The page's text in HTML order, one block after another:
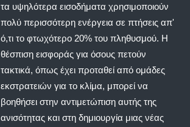
τα υψηλότερα εισοδήματα χρησιμοποιούν
πολύ περισσότερη ενέργεια σε πτήσεις απ'
ό,τι το φτωχότερο 20% του πληθυσμού. Η
θέσπιση εισφοράς για όσους πετούν
τακτικά, όπως έχει προταθεί από ομάδες
εκστρατειών για το κλίμα, μπορεί να
βοηθήσει στην αντιμετώπιση αυτής της
ανισότητας και στη δημιουργία μιας νέας